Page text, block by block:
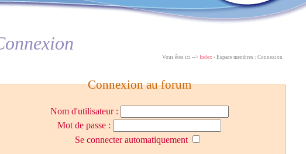
Vous êtes ici --> Index - Espace membres : Connexion
Connexion au forum
Nom d'utilisateur :
Mot de passe :
Se connecter automatiquement